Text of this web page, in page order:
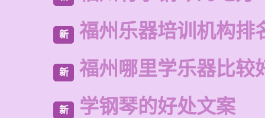
新 福州乐器培训机构排
新 福州哪里学乐器比较
新 学钢琴的好处文案